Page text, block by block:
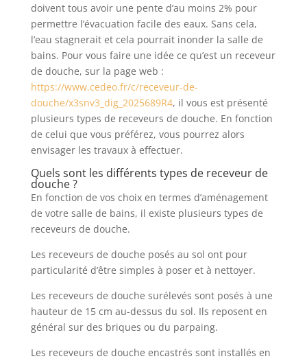
doivent tous avoir une pente d’au moins 2% pour
permettre l’évacuation facile des eaux. Sans cela,
l’eau stagnerait et cela pourrait inonder la salle de
bains. Pour vous faire une idée ce qu’est un receveur
de douche, sur la page web :
https://www.cedeo.fr/c/receveur-de-
douche/x3snv3_dig_2025689R4, il vous est présenté
plusieurs types de receveurs de douche. En fonction
de celui que vous préférez, vous pourrez alors
envisager les travaux à effectuer.
Quels sont les différents types de receveur de
douche ?
En fonction de vos choix en termes d’aménagement
de votre salle de bains, il existe plusieurs types de
receveurs de douche.
Les receveurs de douche posés au sol ont pour
particularité d’être simples à poser et à nettoyer.
Les receveurs de douche surélevés sont posés à une
hauteur de 15 cm au-dessus du sol. Ils reposent en
général sur des briques ou du parpaing.
Les receveurs de douche encastrés sont installés en